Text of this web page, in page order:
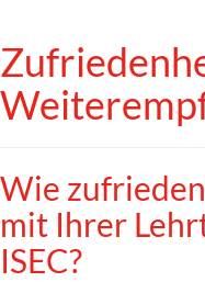
Wie
mit Ihrer
ISEC?